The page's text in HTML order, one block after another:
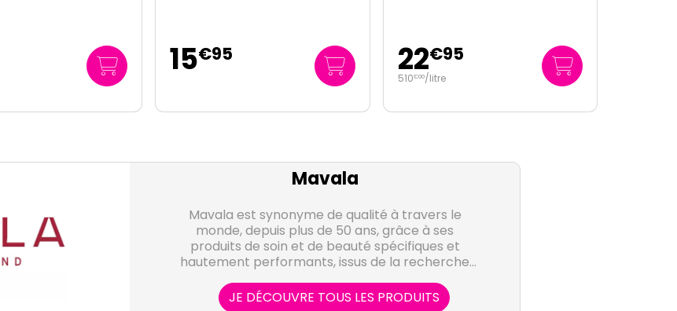
22€95 10€99
Mavala
Mavala est synonyme de qualité à travers le
monde, depuis plus de 50 ans, grâce à ses
produits de soin et de beauté spécifiques et
hautement performants, issus de la recherche
leurs efforts sur l'innovation et l'excellence.
JE DÉCOUVRE TOUS LES PRODUITS